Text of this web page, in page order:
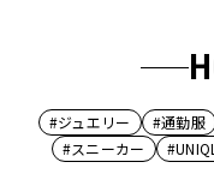
#ジュエリー #通勤服
#スニーカー